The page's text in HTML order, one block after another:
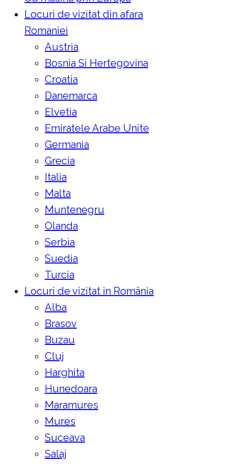
Locuri de vizitat din afara
Romaniei
Austria
Bosnia Si Hertegovina
Croatia
Danemarca
Elvetia
Emiratele Arabe Unite
Germania
Grecia
Italia
Malta
Muntenegru
Olanda
Serbia
Suedia
Turcia
Locuri de vizitat in România
Alba
Brasov
Buzau
Cluj
Harghita
Hunedoara
Maramures
Mures
Suceava
Salaj